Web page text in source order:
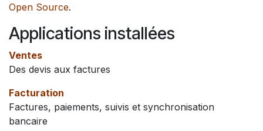
Open Source.
Applications installées
Ventes
Des devis aux factures
Facturation
Factures, paiements, suivis et synchronisation
bancaire